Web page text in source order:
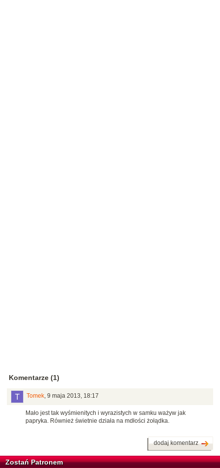
Komentarze (1)
Tomek, 9 maja 2013, 18:17
Mało jest tak wyśmienitych i wyrazistych w samku ważyw jak
papryka. Również świetnie działa na mdłości żołądka.
dodaj komentarz
Zostań Patronem